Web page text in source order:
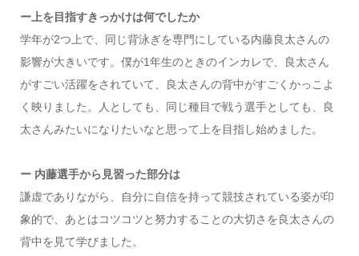
ー上を目指すきっかけは何でしたか
学年が2つ上で、同じ背泳ぎを専門にしている内藤良太さんの
影響が大きいです。僕が1年生のときのインカレで、良太さん
がすごい活躍をされていて、良太さんの背中がすごくかっこよ
く映りました。人としても、同じ種目で戦う選手としても、良
太さんみたいになりたいなと思って上を目指し始めました。
ー 内藤選手から見習った部分は
謙虚でありながら、自分に自信を持って競技されている姿が印
象的で、あとはコツコツと努力することの大切さを良太さんの
背中を見て学びました。